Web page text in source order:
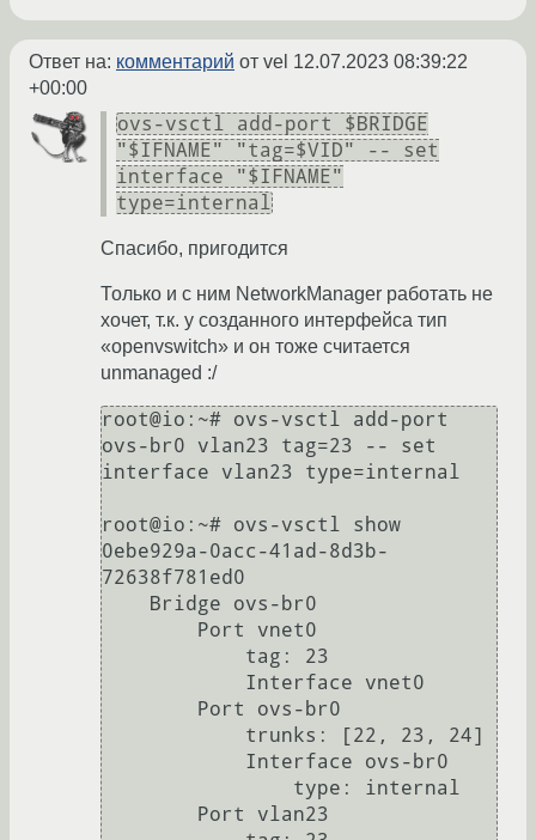
Ответ на: комментарий от vel 12.07.2023 08:39:22
+00:00
ovs-vsctl add-port $BRIDGE
"$IFNAME" "tag=$VID" -- set
interface "$IFNAME"
type=internal
Спасибо, пригодится
Только и с ним NetworkManager работать не
хочет, т.к. у созданного интерфейса тип
«openvswitch» и он тоже считается
unmanaged :/
root@io:~# ovs-vsctl add-port
ovs-br0 vlan23 tag=23 -- set
interface vlan23 type=internal
root@io:~# ovs-vsctl show
0ebe929a-0acc-41ad-8d3b-
72638f781ed0